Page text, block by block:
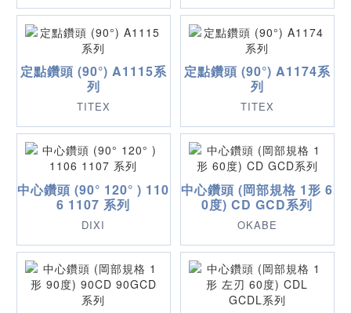
定點鑽頭 (90°) A1115系
列
TITEX
定點鑽頭 (90°) A1174系
列
TITEX
中心鑽頭 (90° 120° ) 110
6 1107 系列
DIXI
中心鑽頭 (岡部規格 1形 6
0度) CD GCD系列
OKABE